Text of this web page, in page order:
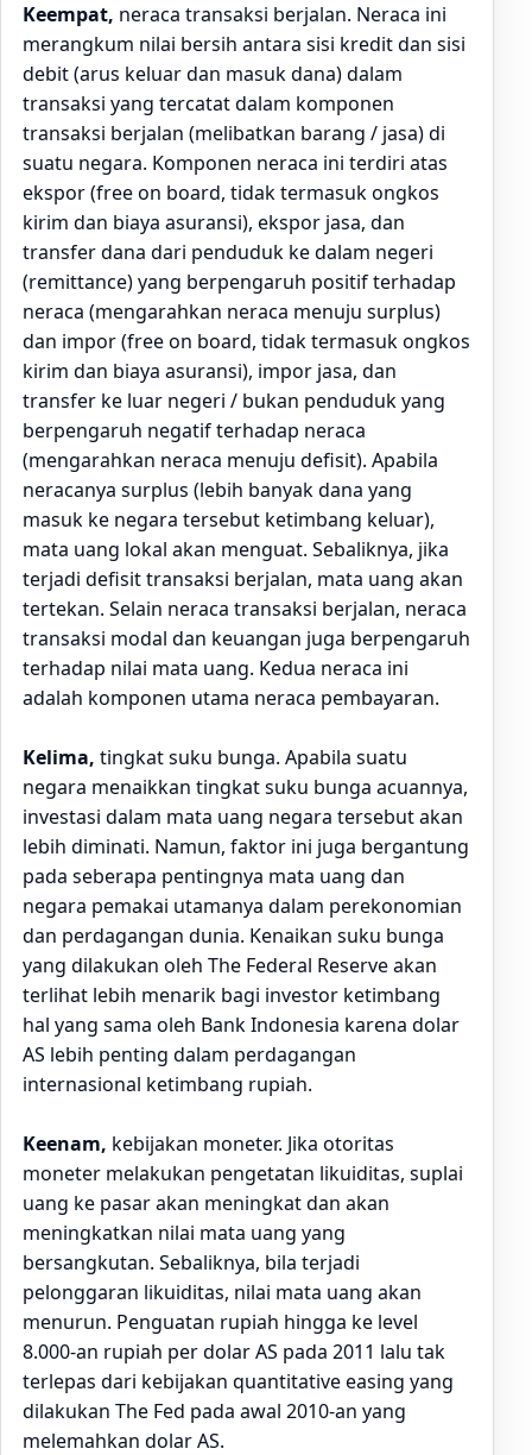
Keempat, neraca transaksi berjalan. Neraca ini
merangkum nilai bersih antara sisi kredit dan sisi
debit (arus keluar dan masuk dana) dalam
transaksi yang tercatat dalam komponen
transaksi berjalan (melibatkan barang / jasa) di
suatu negara. Komponen neraca ini terdiri atas
ekspor (free on board, tidak termasuk ongkos
kirim dan biaya asuransi), ekspor jasa, dan
transfer dana dari penduduk ke dalam negeri
(remittance) yang berpengaruh positif terhadap
neraca (mengarahkan neraca menuju surplus)
dan impor (free on board, tidak termasuk ongkos
kirim dan biaya asuransi), impor jasa, dan
transfer ke luar negeri / bukan penduduk yang
berpengaruh negatif terhadap neraca
(mengarahkan neraca menuju defisit). Apabila
neracanya surplus (lebih banyak dana yang
masuk ke negara tersebut ketimbang keluar),
mata uang lokal akan menguat. Sebaliknya, jika
terjadi defisit transaksi berjalan, mata uang akan
tertekan. Selain neraca transaksi berjalan, neraca
transaksi modal dan keuangan juga berpengaruh
terhadap nilai mata uang. Kedua neraca ini
adalah komponen utama neraca pembayaran.
Kelima, tingkat suku bunga. Apabila suatu
negara menaikkan tingkat suku bunga acuannya,
investasi dalam mata uang negara tersebut akan
lebih diminati. Namun, faktor ini juga bergantung
pada seberapa pentingnya mata uang dan
negara pemakai utamanya dalam perekonomian
dan perdagangan dunia. Kenaikan suku bunga
yang dilakukan oleh The Federal Reserve akan
terlihat lebih menarik bagi investor ketimbang
hal yang sama oleh Bank Indonesia karena dolar
AS lebih penting dalam perdagangan
internasional ketimbang rupiah.
Keenam, kebijakan moneter. Jika otoritas
moneter melakukan pengetatan likuiditas, suplai
uang ke pasar akan meningkat dan akan
meningkatkan nilai mata uang yang
bersangkutan. Sebaliknya, bila terjadi
pelonggaran likuiditas, nilai mata uang akan
menurun. Penguatan rupiah hingga ke level
8.000-an rupiah per dolar AS pada 2011 lalu tak
terlepas dari kebijakan quantitative easing yang
dilakukan The Fed pada awal 2010-an yang
melemahkan dolar AS.